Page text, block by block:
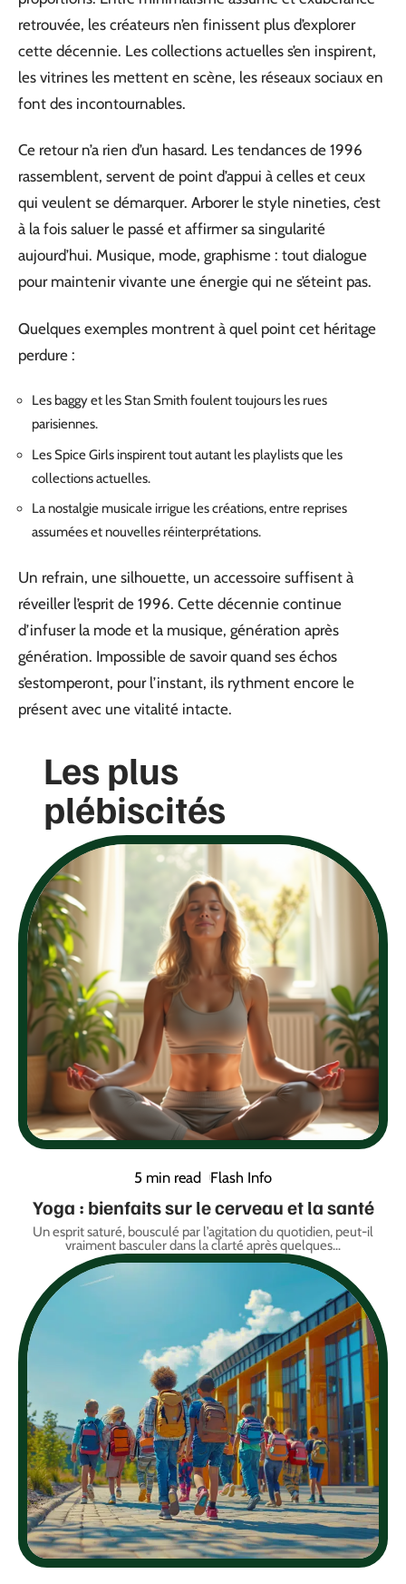
retrouvée, les créateurs n’en finissent plus d’explorer
cette décennie. Les collections actuelles s’en inspirent,
les vitrines les mettent en scène, les réseaux sociaux en
font des incontournables.
Ce retour n’a rien d’un hasard. Les tendances de 1996
rassemblent, servent de point d’appui à celles et ceux
qui veulent se démarquer. Arborer le style nineties, c’est
à la fois saluer le passé et affirmer sa singularité
aujourd’hui. Musique, mode, graphisme : tout dialogue
pour maintenir vivante une énergie qui ne s’éteint pas.
Quelques exemples montrent à quel point cet héritage
perdure :
Les baggy et les Stan Smith foulent toujours les rues
parisiennes.
Les Spice Girls inspirent tout autant les playlists que les
collections actuelles.
La nostalgie musicale irrigue les créations, entre reprises
assumées et nouvelles réinterprétations.
Un refrain, une silhouette, un accessoire suffisent à
réveiller l’esprit de 1996. Cette décennie continue
d’infuser la mode et la musique, génération après
génération. Impossible de savoir quand ses échos
s’estomperont, pour l’instant, ils rythment encore le
présent avec une vitalité intacte.
Les plus
plébiscités
5 min read Flash Info
Yoga : bienfaits sur le cerveau et la santé
Un esprit saturé, bousculé par l’agitation du quotidien, peut-il
vraiment basculer dans la clarté après quelques…